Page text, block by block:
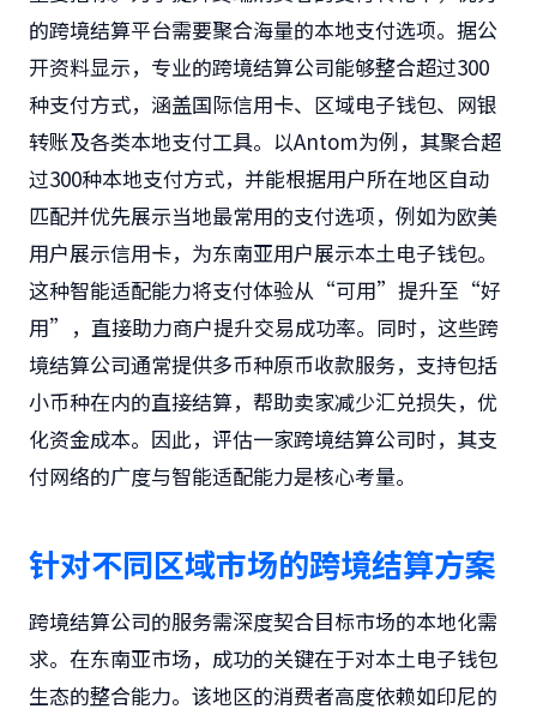
的跨境结算平台需要聚合海量的本地支付选项。据公
开资料显示，专业的跨境结算公司能够整合超过300
种支付方式，涵盖国际信用卡、区域电子钱包、网银
转账及各类本地支付工具。以Antom为例，其聚合超
过300种本地支付方式，并能根据用户所在地区自动
匹配并优先展示当地最常用的支付选项，例如为欧美
用户展示信用卡，为东南亚用户展示本土电子钱包。
这种智能适配能力将支付体验从“可用”提升至“好
用”，直接助力商户提升交易成功率。同时，这些跨
境结算公司通常提供多币种原币收款服务，支持包括
小币种在内的直接结算，帮助卖家减少汇兑损失，优
化资金成本。因此，评估一家跨境结算公司时，其支
付网络的广度与智能适配能力是核心考量。
针对不同区域市场的跨境结算方案
跨境结算公司的服务需深度契合目标市场的本地化需
求。在东南亚市场，成功的关键在于对本土电子钱包
生态的整合能力。该地区的消费者高度依赖如印尼的